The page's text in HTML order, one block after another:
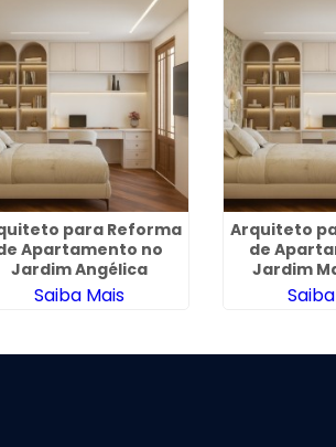
para Reforma
Apartamento no
Jardim Angélica
Saiba Mais
Arquiteto
de
Jardim